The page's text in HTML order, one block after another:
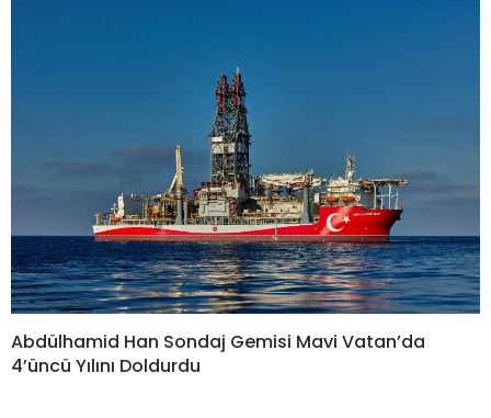
Abdülhamid Han Sondaj Gemisi Mavi Vatan’da
4’üncü Yılını Doldurdu